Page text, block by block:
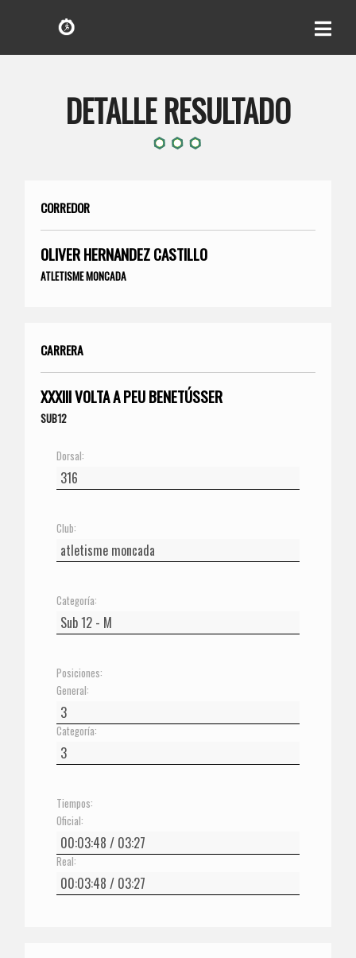
DETALLE RESULTADO
CORREDOR
OLIVER HERNANDEZ CASTILLO
ATLETISME MONCADA
CARRERA
XXXIII VOLTA A PEU BENETÚSSER
SUB12
Dorsal:
Club:
Categoría:
Posiciones:
General:
Categoría:
Tiempos:
Oficial:
Real: